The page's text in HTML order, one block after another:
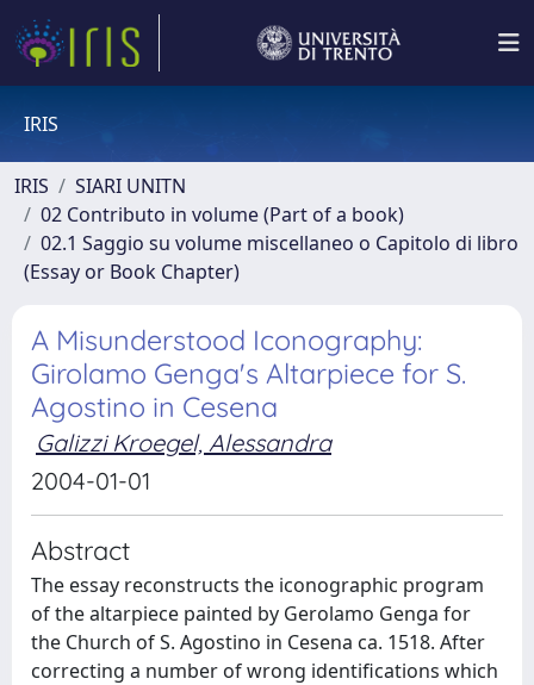
IRIS
IRIS
SIARI UNITN
02 Contributo in volume (Part of a book)
02.1 Saggio su volume miscellaneo o Capitolo di libro
(Essay or Book Chapter)
A Misunderstood Iconography:
Girolamo Genga's Altarpiece for S.
Agostino in Cesena
Galizzi Kroegel, Alessandra
2004-01-01
Abstract
The essay reconstructs the iconographic program
of the altarpiece painted by Gerolamo Genga for
the Church of S. Agostino in Cesena ca. 1518. After
correcting a number of wrong identifications which